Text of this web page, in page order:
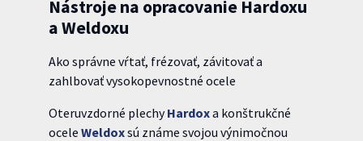
Nástroje na opracovanie Hardoxu
a Weldoxu
Ako správne vŕtať, frézovať, závitovať a
zahlbovať vysokopevnostné ocele
Oteruvzdorné plechyHardoxa konštrukčné
ocele Weldoxsú známe svojou výnimočnou